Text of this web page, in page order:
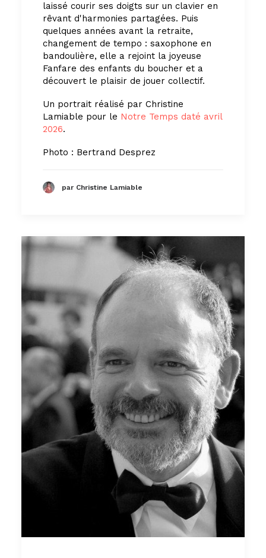
laissé courir ses doigts sur un clavier en
rêvant d'harmonies partagées. Puis
quelques années avant la retraite,
changement de tempo : saxophone en
bandoulière, elle a rejoint la joyeuse
Fanfare des enfants du boucher et a
découvert le plaisir de jouer collectif.
Un portrait réalisé par Christine
Lamiable pour le Notre Temps daté avril
2026.
Photo : Bertrand Desprez
par Christine Lamiable